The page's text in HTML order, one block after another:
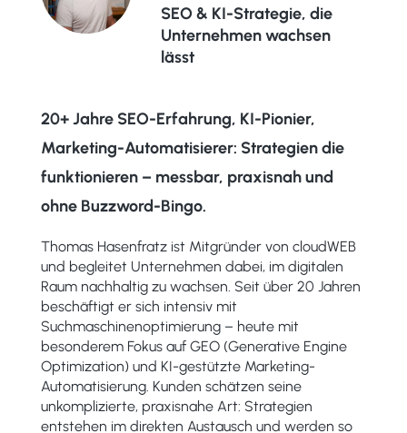
SEO & KI-Strategie, die
Unternehmen wachsen
lässt
20+ Jahre SEO-Erfahrung, KI-Pionier,
Marketing-Automatisierer: Strategien die
funktionieren – messbar, praxisnah und
ohne Buzzword-Bingo.
Thomas Hasenfratz ist Mitgründer von cloudWEB
und begleitet Unternehmen dabei, im digitalen
Raum nachhaltig zu wachsen. Seit über 20 Jahren
beschäftigt er sich intensiv mit
Suchmaschinenoptimierung – heute mit
besonderem Fokus auf GEO (Generative Engine
Optimization) und KI-gestützte Marketing-
Automatisierung. Kunden schätzen seine
unkomplizierte, praxisnahe Art: Strategien
entstehen im direkten Austausch und werden so